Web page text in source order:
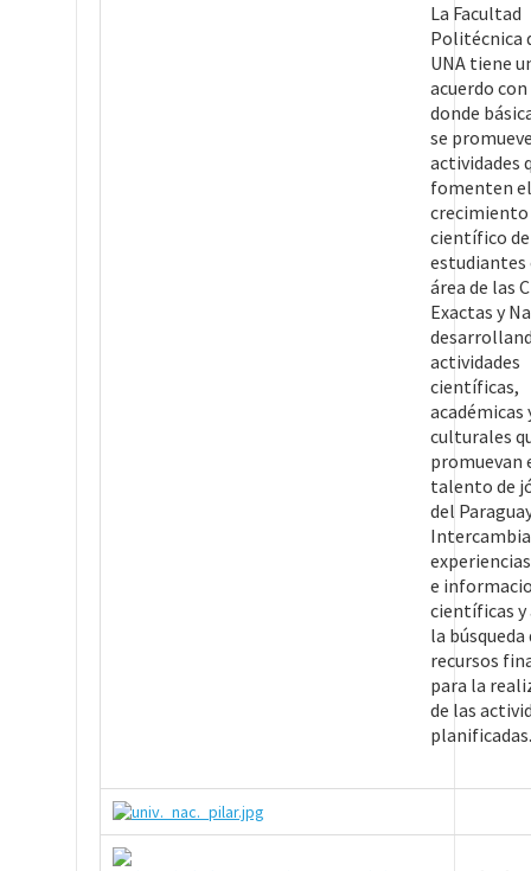
La Facultad
Politécnica
UNA tiene
acuerdo con
donde
se
actividades
fomenten el
crecimiento
científico
estudiantes
área de las
Exactas y
actividades
científicas,
académicas
culturales
promuevan
talento de
del
e
científicas y
la búsqueda
recursos
para la
de las
planificadas.